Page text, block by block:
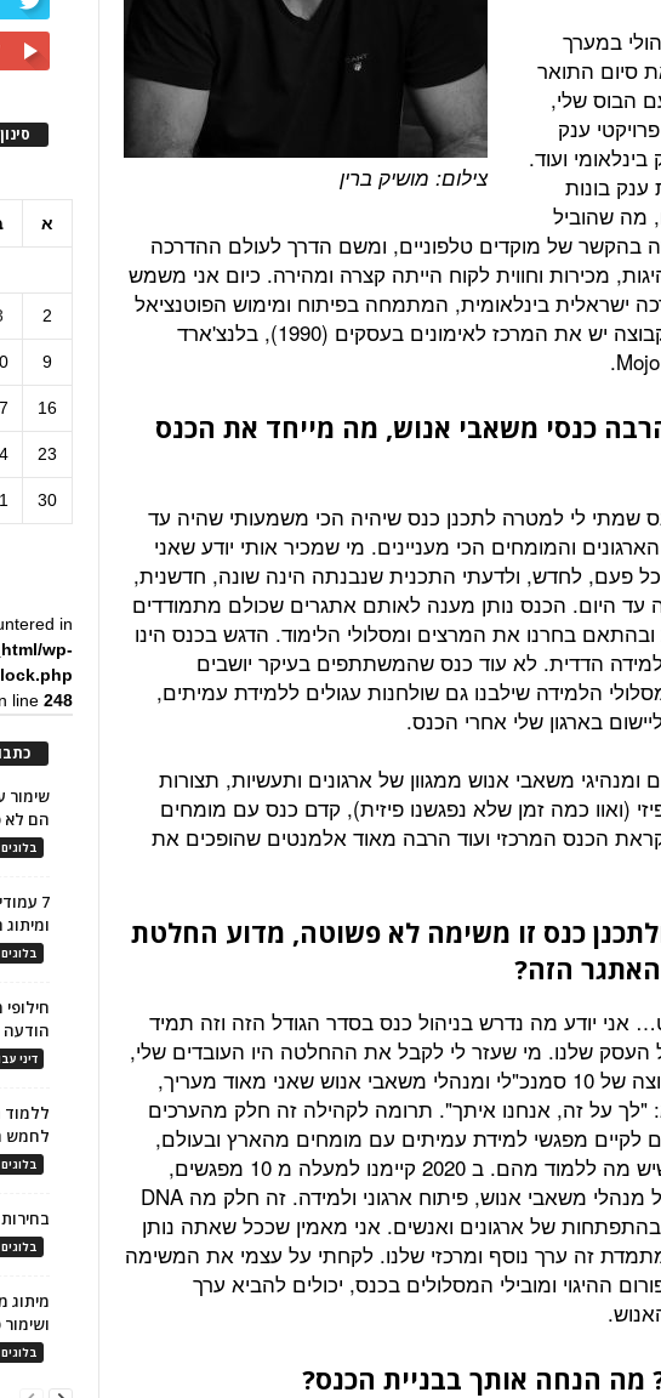
צילום: מושיק ברין
במערך
סיום התואר
הבוס שלי,
ענק
ועוד.
בונות
מה שהוביל
בהקשר של מוקדים טלפוניים, ומשם הדרך לעולם ההדרכה
מכירות וחווית לקוח הייתה קצרה ומהירה. כיום אני משמש
ישראלית בינלאומית, המתמחה בפיתוח ומימוש הפוטנציאל
הגלום בארגונים ואנשים. בקבוצה יש את המרכז לאימונים בעסקים (1990), בלנצ'ארד
כנסי משאבי אנוש, מה מייחד את הכנס
שמתי לי למטרה לתכנן כנס שיהיה הכי משמעותי שהיה עד
והמומחים הכי מעניינים. מי שמכיר אותי יודע שאני
פעם, לחדש, ולדעתי התכנית שנבנתה הינה שונה, חדשנית,
עד היום. הכנס נותן מענה לאותם אתגרים שכולם מתמודדים
בחרנו את המרצים ומסלולי הלימוד. הדגש בכנס הינו
הדדית. לא עוד כנס שהמשתתפים בעיקר יושבים
וזו הסיבה שב 6 מסלולי הלמידה שילבנו גם שולחנות עגולים ללמידת עמיתים,
בארגון שלי אחרי הכנס.
משאבי אנוש ממגוון של ארגונים ותעשיות, תצורות
(ואוו כמה זמן שלא נפגשנו פיזית), קדם כנס עם מומחים
הכנס המרכזי ועוד הרבה מאוד אלמנטים שהופכים את
כנס זו משימה לא פשוטה, מדוע החלטת
הזה?
יודע מה נדרש בניהול כנס בסדר הגודל הזה וזה תמיד
העסק שלנו. מי שעזר לי לקבל את ההחלטה היו העובדים שלי,
השותפים לעשייה שלנו, וקבוצה של 10 סמנכ"לי ומנהלי משאבי אנוש שאני מאוד מעריך,
על זה, אנחנו איתך". תרומה לקהילה זה חלק מהערכים
לקיים מפגשי למידת עמיתים עם מומחים מהארץ ובעולם,
ביחד עם לקוחות וארגונים שיש מה ללמוד מהם. ב 2020 קיימנו למעלה מ 10 מפגשים,
פורומים ללמידת עמיתים של מנהלי משאבי אנוש, פיתוח ארגוני ולמידה. זה חלק מה DNA
של ארגונים ואנשים. אני מאמין שככל שאתה נותן
זה ערך נוסף ומרכזי שלנו. לקחתי על עצמי את המשימה
ההיגוי ומובילי המסלולים בכנס, יכולים להביא ערך
מה הנחה אותך בבניית הכנס?
א
2
9
16
23
30
in
wp-
line248
הם לא
בלוגים
7
בלוגים
דיני
ללמוד
לחמש
בלוגים
בלוגים
בלוגים